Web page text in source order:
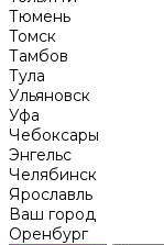
Тюмень
Томск
Тамбов
Тула
Ульяновск
Уфа
Чебоксары
Энгельс
Челябинск
Ярославль
Ваш город
Оренбург